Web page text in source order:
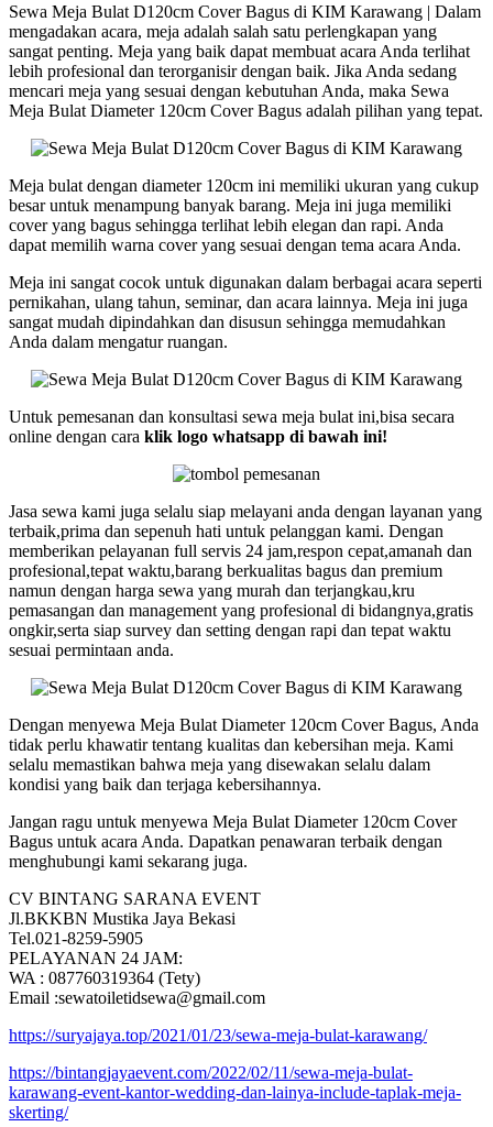
Sewa Meja Bulat D120cm Cover Bagus di KIM Karawang | Dalam
mengadakan acara, meja adalah salah satu perlengkapan yang
sangat penting. Meja yang baik dapat membuat acara Anda terlihat
lebih profesional dan terorganisir dengan baik. Jika Anda sedang
mencari meja yang sesuai dengan kebutuhan Anda, maka Sewa
Meja Bulat Diameter 120cm Cover Bagus adalah pilihan yang tepat.
Meja bulat dengan diameter 120cm ini memiliki ukuran yang cukup
besar untuk menampung banyak barang. Meja ini juga memiliki
cover yang bagus sehingga terlihat lebih elegan dan rapi. Anda
dapat memilih warna cover yang sesuai dengan tema acara Anda.
Meja ini sangat cocok untuk digunakan dalam berbagai acara seperti
pernikahan, ulang tahun, seminar, dan acara lainnya. Meja ini juga
sangat mudah dipindahkan dan disusun sehingga memudahkan
Anda dalam mengatur ruangan.
Untuk pemesanan dan konsultasi sewa meja bulat ini,bisa secara
online dengan cara klik logo whatsapp di bawah ini!
Jasa sewa kami juga selalu siap melayani anda dengan layanan yang
terbaik,prima dan sepenuh hati untuk pelanggan kami. Dengan
memberikan pelayanan full servis 24 jam,respon cepat,amanah dan
profesional,tepat waktu,barang berkualitas bagus dan premium
namun dengan harga sewa yang murah dan terjangkau,kru
pemasangan dan management yang profesional di bidangnya,gratis
ongkir,serta siap survey dan setting dengan rapi dan tepat waktu
sesuai permintaan anda.
Dengan menyewa Meja Bulat Diameter 120cm Cover Bagus, Anda
tidak perlu khawatir tentang kualitas dan kebersihan meja. Kami
selalu memastikan bahwa meja yang disewakan selalu dalam
kondisi yang baik dan terjaga kebersihannya.
Jangan ragu untuk menyewa Meja Bulat Diameter 120cm Cover
Bagus untuk acara Anda. Dapatkan penawaran terbaik dengan
menghubungi kami sekarang juga.
CV BINTANG SARANA EVENT
Jl.BKKBN Mustika Jaya Bekasi
Tel.021-8259-5905
PELAYANAN 24 JAM:
WA : 087760319364 (Tety)
Email :sewatoiletidsewa@gmail.com
https://suryajaya.top/2021/01/23/sewa-meja-bulat-karawang/
https://bintangjayaevent.com/2022/02/11/sewa-meja-bulat-
karawang-event-kantor-wedding-dan-lainya-include-taplak-meja-
skerting/